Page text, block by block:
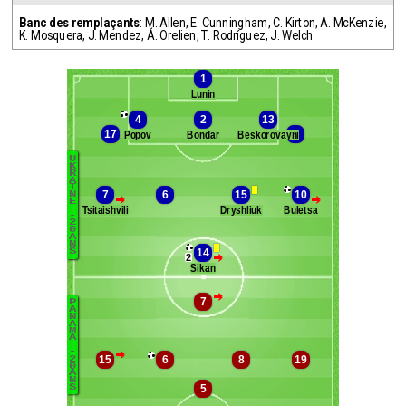
Banc des remplaçants: M. Allen, E. Cunningham,C. Kirton, A. McKenzie,
K. Mosquera, J. Mendez, Á. Orelien,T. Rodríguez,J. Welch